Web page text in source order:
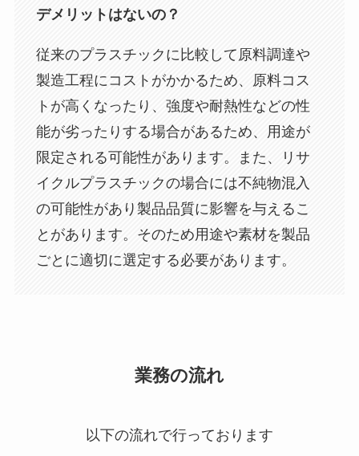
デメリットはないの？
従来のプラスチックに比較して原料調達や
製造工程にコストがかかるため、原料コス
トが高くなったり、強度や耐熱性などの性
能が劣ったりする場合があるため、用途が
限定される可能性があります。また、リサ
イクルプラスチックの場合には不純物混入
の可能性があり製品品質に影響を与えるこ
とがあります。そのため用途や素材を製品
ごとに適切に選定する必要があります。
業務の流れ
以下の流れで行っております